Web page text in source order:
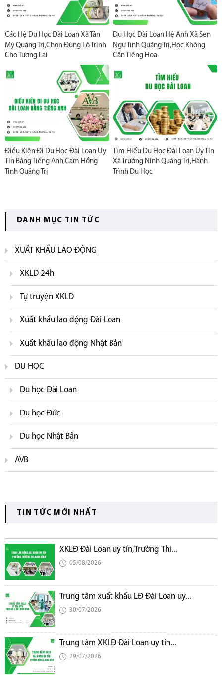
Các Hệ Du Học Đài Loan Xã Tân
Mỹ Quảng Trị,Chọn Đúng Lộ Trình
Cho Tương Lai
Du Học Đài Loan Hệ Anh Xã Sen
Ngư Tỉnh Quảng Trị,Học Không
Cần Tiếng Hoa
Điều Kiện Đi Du Học Đài Loan Uy
Tín Bằng Tiếng Anh,Cam Hồng
Tỉnh Quảng Trị
Tìm Hiểu Du Học Đài Loan Uy Tín
Xã Trường Ninh Quảng Trị,Hành
Trình Du Học
DANH MỤC TIN TỨC
XUẤT KHẨU LAO ĐỘNG
XKLD 24h
Tự truyện XKLD
Xuất khẩu lao động Đài Loan
Xuất khẩu lao động Nhật Bản
DU HỌC
Du học Đài Loan
Du học Đức
Du học Nhật Bản
AVB
TIN TỨC MỚI NHẤT
XKLĐ Đài Loan uy tín,Trường Thi...
05/08/2026
Trung tâm xuất khẩu LĐ Đài Loan uy...
30/07/2026
Trung tâm XKLĐ Đài Loan uy tín...
29/07/2026